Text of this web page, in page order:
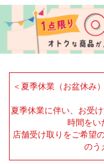
＜夏季休業（お盆休み
夏季休業に伴い、お受
時間をい
店舗受け取りをご希望
のう